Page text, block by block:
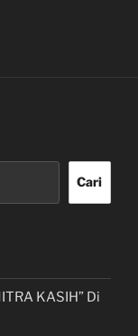
Cari
KASIH” Di